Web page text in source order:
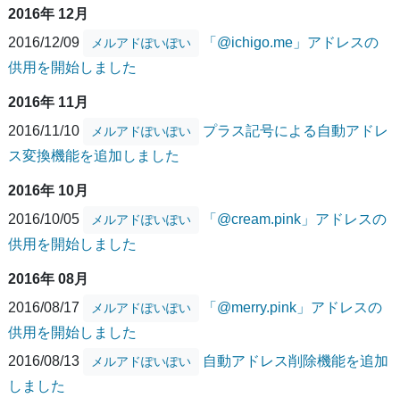
2016年 12月
2016/12/09
メルアドぽいぽい
「@ichigo.me」アドレスの
供用を開始しました
2016年 11月
2016/11/10
メルアドぽいぽい
プラス記号による自動アドレ
ス変換機能を追加しました
2016年 10月
2016/10/05
メルアドぽいぽい
「@cream.pink」アドレスの
供用を開始しました
2016年 08月
2016/08/17
メルアドぽいぽい
「@merry.pink」アドレスの
供用を開始しました
2016/08/13
メルアドぽいぽい
自動アドレス削除機能を追加
しました